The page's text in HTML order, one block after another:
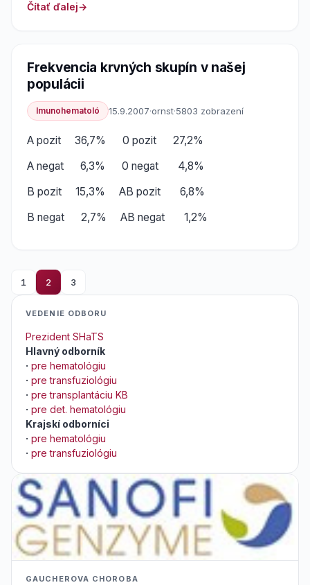
Čítať ďalej
Frekvencia krvných skupín v našej
populácii
Imunohematoló 15.9.2007·ornst·5803 zobrazení
A pozit 36,7% 0 pozit 27,2%
A negat 6,3% 0 negat 4,8%
B pozit 15,3% AB pozit 6,8%
B negat 2,7% AB negat 1,2%
1 2 3
VEDENIE ODBORU
Prezident SHaTS
Hlavný odborník
· pre hematológiu
· pre transfuziológiu
· pre transplantáciu KB
· pre det. hematológiu
Krajskí odborníci
· pre hematológiu
· pre transfuziológiu
GAUCHEROVA CHOROBA